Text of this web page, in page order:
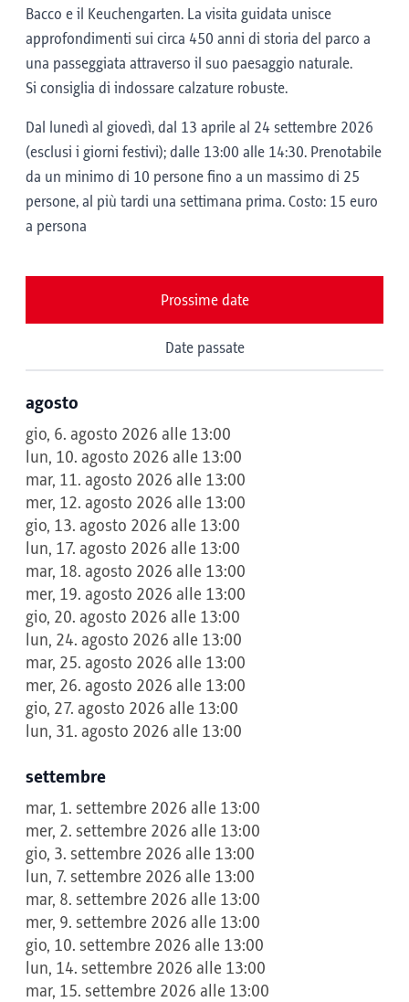
Bacco e il Keuchengarten. La visita guidata unisce
approfondimenti sui circa 450 anni di storia del parco a
una passeggiata attraverso il suo paesaggio naturale.
Si consiglia di indossare calzature robuste.
Dal lunedì al giovedì, dal 13 aprile al 24 settembre 2026
(esclusi i giorni festivi); dalle 13:00 alle 14:30. Prenotabile
da un minimo di 10 persone fino a un massimo di 25
persone, al più tardi una settimana prima. Costo: 15 euro
a persona
Prossime date
Date passate
agosto
gio, 6. agosto 2026 alle 13:00
lun, 10. agosto 2026 alle 13:00
mar, 11. agosto 2026 alle 13:00
mer, 12. agosto 2026 alle 13:00
gio, 13. agosto 2026 alle 13:00
lun, 17. agosto 2026 alle 13:00
mar, 18. agosto 2026 alle 13:00
mer, 19. agosto 2026 alle 13:00
gio, 20. agosto 2026 alle 13:00
lun, 24. agosto 2026 alle 13:00
mar, 25. agosto 2026 alle 13:00
mer, 26. agosto 2026 alle 13:00
gio, 27. agosto 2026 alle 13:00
lun, 31. agosto 2026 alle 13:00
settembre
mar, 1. settembre 2026 alle 13:00
mer, 2. settembre 2026 alle 13:00
gio, 3. settembre 2026 alle 13:00
lun, 7. settembre 2026 alle 13:00
mar, 8. settembre 2026 alle 13:00
mer, 9. settembre 2026 alle 13:00
gio, 10. settembre 2026 alle 13:00
lun, 14. settembre 2026 alle 13:00
mar, 15. settembre 2026 alle 13:00